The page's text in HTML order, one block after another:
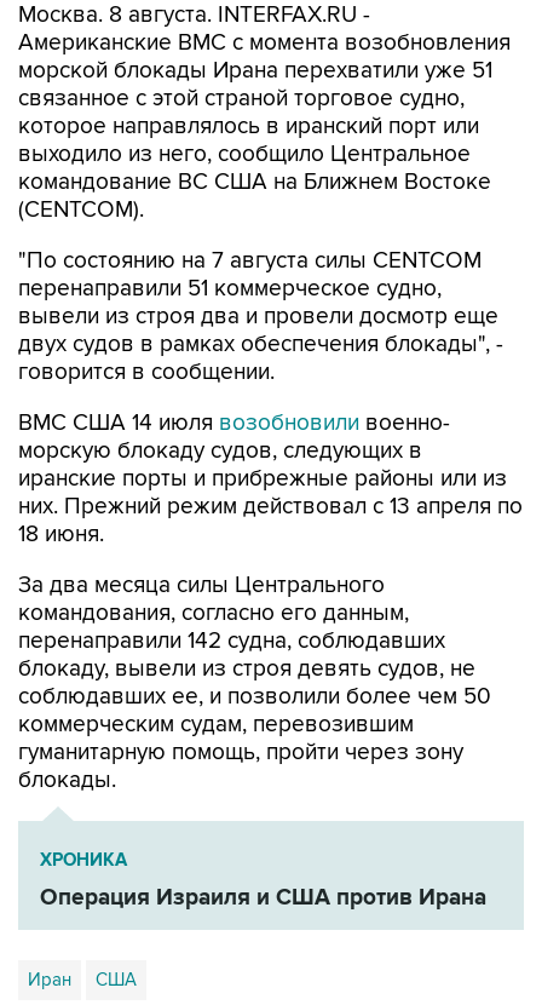
Москва. 8 августа. INTERFAX.RU -
Американские ВМС с момента возобновления
морской блокады Ирана перехватили уже 51
связанное с этой страной торговое судно,
которое направлялось в иранский порт или
выходило из него, сообщило Центральное
командование ВС США на Ближнем Востоке
(CENTCOM).
"По состоянию на 7 августа силы CENTCOM
перенаправили 51 коммерческое судно,
вывели из строя два и провели досмотр еще
двух судов в рамках обеспечения блокады", -
говорится в сообщении.
ВМС США 14 июля возобновили военно-
морскую блокаду судов, следующих в
иранские порты и прибрежные районы или из
них. Прежний режим действовал с 13 апреля по
18 июня.
За два месяца силы Центрального
командования, согласно его данным,
перенаправили 142 судна, соблюдавших
блокаду, вывели из строя девять судов, не
соблюдавших ее, и позволили более чем 50
коммерческим судам, перевозившим
гуманитарную помощь, пройти через зону
блокады.
ХРОНИКА
Операция Израиля и США против Ирана
Иран США